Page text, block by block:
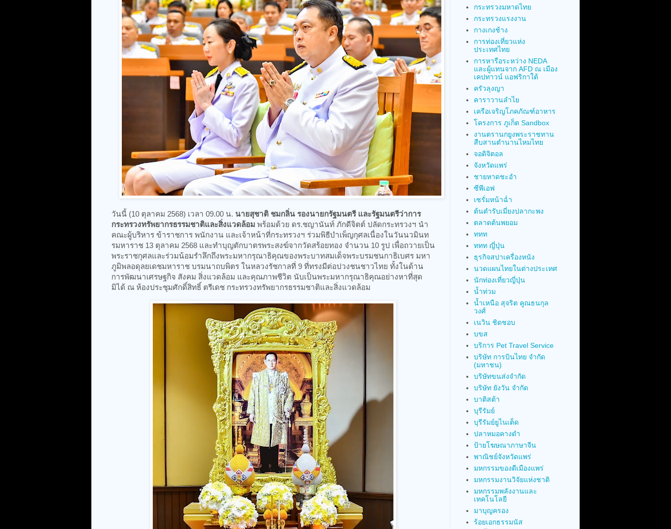
วันนี้ (10 ตุลาคม 2568) เวลา 09.00 น. นายสุชาติ ชมกลิ่น รองนายกรัฐมนตรี และรัฐมนตรีว่าการ
กระทรวงทรัพยากรธรรมชาติและสิ่งแวดล้อม พร้อมด้วย ดร.ชญานันท์ ภักดีจิตต์ ปลัดกระทรวงฯ นำ
คณะผู้บริหาร ข้าราชการ พนักงาน และเจ้าหน้าที่กระทรวงฯ ร่วมพิธีบำเพ็ญกุศลเนื่องในวันนวมินท
รมหาราช 13 ตุลาคม 2568 และทำบุญตักบาตรพระสงฆ์จากวัดสร้อยทอง จำนวน 10 รูป เพื่อถวายเป็น
พระราชกุศลและร่วมน้อมรำลึกถึงพระมหากรุณาธิคุณของพระบาทสมเด็จพระบรมชนกาธิเบศร มหา
ภูมิพลอดุลยเดชมหาราช บรมนาถบพิตร ในหลวงรัชกาลที่ 9 ที่ทรงมีต่อปวงชนชาวไทย ทั้งในด้าน
การพัฒนาเศรษฐกิจ สังคม สิ่งแวดล้อม และคุณภาพชีวิต นับเป็นพระมหากรุณาธิคุณอย่างหาที่สุด
มิได้ ณ ห้องประชุมศักดิ์สิทธิ์ ตรีเดช กระทรวงทรัพยากรธรรมชาติและสิ่งแวดล้อม
กระทรวงมหาดไทย
กระทรวงแรงงาน
กางเกงช้าง
การท่องเที่ยวแห่ง
ประเทศไทย
การหารือระหว่าง NEDA
และผู้แทนจาก AFD ณ เมือง
เคปทาวน์ แอฟริกาใต้
ครัวลุงญา
คาราวานลำไย
เครือเจริญโภคภัณฑ์อาหาร
โครงการ ภูเก็ต Sandbox
งานตรานกยูงพระราชทาน
สืบสานตำนานไหมไทย
จอดิจิตอล
จังหวัดแพร่
ชายหาดชะอำ
ซีพีเอฟ
เซรั่มหน้าฉ่ำ
ต้นตำรับเมี่ยงปลากะพง
ตลาดต้นพยอม
ททท
ททท ญี่ปุ่น
ธุรกิจสปาเครื่องหนัง
นวดแผนไทยในต่างประเทศ
นักท่องเที่ยวญี่ปุ่น
น้ำท่วม
น้ำเหนือ สุจริต คูณธนกุล
วงศ์
เนวิน ชิดชอบ
บขส
บริการ Pet Travel Service
บริษัท การบินไทย จำกัด
(มหาชน)
บริษัทขนส่งจำกัด
บริษัท ยังวัน จำกัด
บาติสต้า
บุรีรัมย์
บุรีรัมย์ยูไนเต็ด
ปลาหมอคางดำ
ป้ายโฆษณาภาษาจีน
พาณิชย์จังหวัดแพร่
มหกรรมของดีเมืองแพร่
มหกรรมงานวิจัยแห่งชาติ
มหกรรมพลังงานและ
เทคโนโลยี
มาบุญครอง
ร้อยเอกธรรมนัส